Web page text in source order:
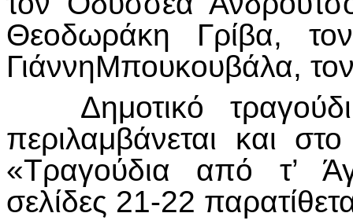
Θεοδωράκη Γρίβα,
ΓιάννηΜπουκουβάλα,
Δημοτικό τραγούδι
περιλαμβάνεται και
«Τραγούδια από τ’
σελίδες 21-22